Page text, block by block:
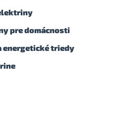
pre domácnosti
energetické triedy